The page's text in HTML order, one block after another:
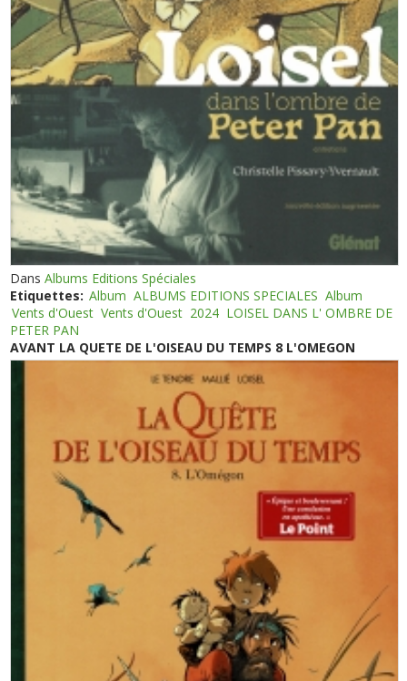
DansAlbums Editions Spéciales
Etiquettes: Album ALBUMS EDITIONS SPECIALES Album
Vents d'Ouest Vents d'Ouest 2024 LOISEL DANS L' OMBRE DE
PETER PAN
AVANT LA QUETE DE L'OISEAU DU TEMPS 8 L'OMEGON